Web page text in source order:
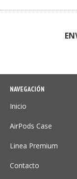
NAVEGACIÓN
Inicio
AirPods Case
Linea Premium
Contacto